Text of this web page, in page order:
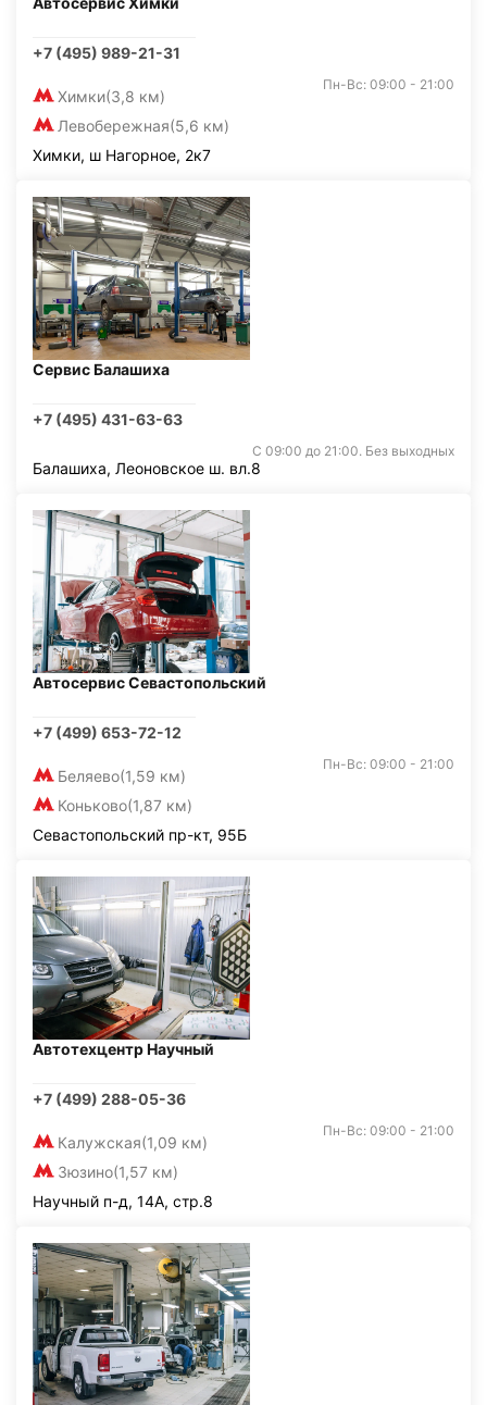
+7 (495) 989-21-31
Химки(3,8 км)
Левобережная(5,6 км)
Пн-Вс: 09:00 - 21:00
Химки, ш Нагорное, 2к7
Сервис Балашиха
+7 (495) 431-63-63
С 09:00 до 21:00. Без выходных
Балашиха, Леоновское ш. вл.8
Автосервис Севастопольский
+7 (499) 653-72-12
Беляево(1,59 км)
Коньково(1,87 км)
Пн-Вс: 09:00 - 21:00
Севастопольский пр-кт, 95Б
Автотехцентр Научный
+7 (499) 288-05-36
Калужская(1,09 км)
Зюзино(1,57 км)
Пн-Вс: 09:00 - 21:00
Научный п-д, 14А, стр.8